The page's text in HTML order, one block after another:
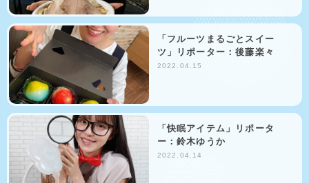
「フルーツまるごとスイー
ツ」リポーター：後藤楽々
2022.04.15
「快眠アイテム」リポータ
ー：鈴木ゆうか
2022.04.14